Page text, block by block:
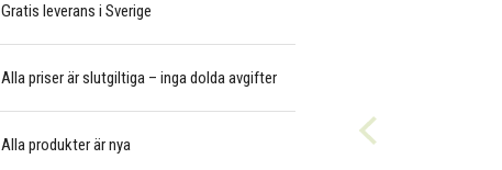
Gratis leverans i Sverige
Alla priser är slutgiltiga – inga dolda avgifter
Alla produkter är nya